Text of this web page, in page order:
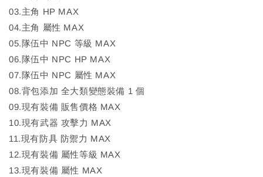
03.主角 HP MAX
04.主角 屬性 MAX
05.隊伍中 NPC 等級 MAX
06.隊伍中 NPC HP MAX
07.隊伍中 NPC 屬性 MAX
08.背包添加 全大類變態裝備 1 個
09.現有裝備 販售價格 MAX
10.現有武器 攻擊力 MAX
11.現有防具 防禦力 MAX
12.現有裝備 屬性等級 MAX
13.現有裝備 屬性 MAX